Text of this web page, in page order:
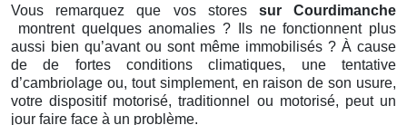
Vous remarquez que vos stores sur Courdimanche
montrent quelques anomalies ? Ils ne fonctionnent plus
aussi bien qu’avant ou sont même immobilisés ? À cause
de de fortes conditions climatiques, une tentative
d’cambriolage ou, tout simplement, en raison de son usure,
votre dispositif motorisé, traditionnel ou motorisé, peut un
jour faire face à un problème.